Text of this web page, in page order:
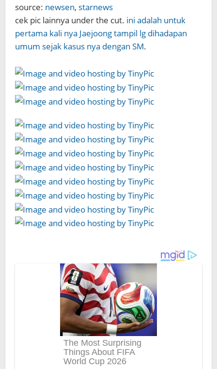
source: newsen, starnews
cek pic lainnya under the cut. ini adalah untuk
pertama kali nya Jaejoong tampil lg dihadapan
umum sejak kasus nya dengan SM.